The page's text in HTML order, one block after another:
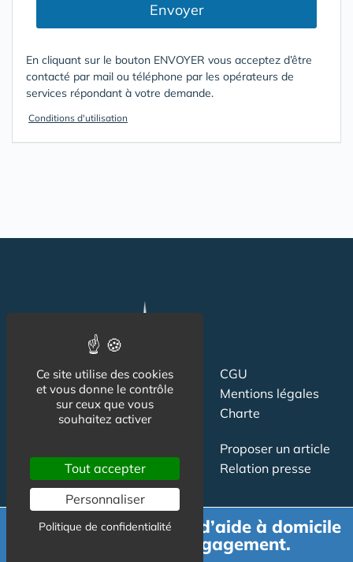
Envoyer
En cliquant sur le bouton ENVOYER vous acceptez d’être
contacté par mail ou téléphone par les opérateurs de
services répondant à votre demande.
Conditions d'utilisation
Suivez-nous
CGU
Mentions légales
Charte
Newsletter
Publicité
Proposer un article
Relation presse
Demande de devis d’aide à domicile
gratuit et sans engagement.
Ce site utilise des cookies
et vous donne le contrôle
sur ceux que vous
souhaitez activer
Tout accepter
Personnaliser
Politique de confidentialité